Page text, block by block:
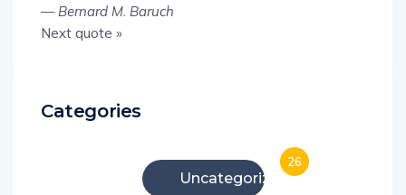
—Bernard M. Baruch
Next quote »
Categories
Uncategorized
26